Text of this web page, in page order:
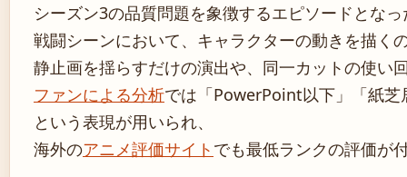
シーズン3の品質問題を象徴するエピソードとなっ
戦闘シーンにおいて、キャラクターの動きを描く
静止画を揺らすだけの演出や、同一カットの使い
ファンによる分析では「PowerPoint以下」「紙芝
という表現が用いられ、
海外のアニメ評価サイト でも最低ランクの評価が